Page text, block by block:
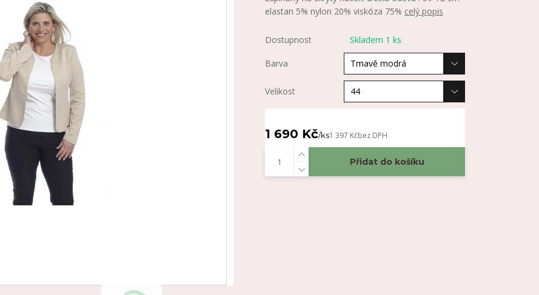
elastan 5% nylon 20% viskóza 75% celý popis
Dostupnost Skladem 1 ks
Barva
Velikost
1 690 Kč/ks1 397 Kčbez DPH
Přidat do košíku